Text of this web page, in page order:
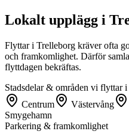
Lokalt upplägg i
Flyttar i Trelleborg kräver ofta
och framkomlighet. Därför
flyttdagen bekräftas.
Stadsdelar & områden vi flyttar i
Centrum
Västervång
Smygehamn
Parkering & framkomlighet